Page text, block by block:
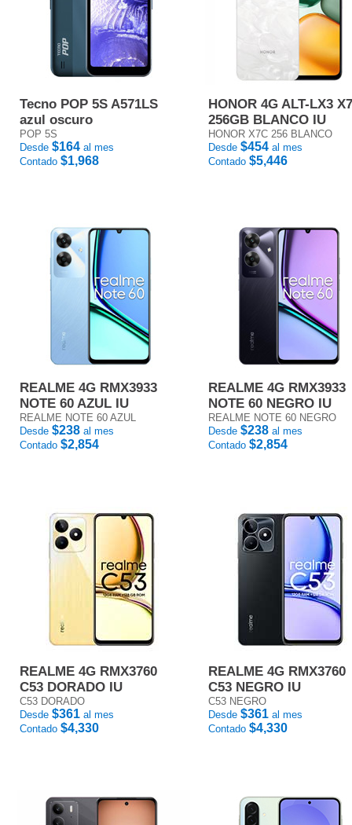
Tecno POP 5S A571LS
azul oscuro
POP 5S
Desde $164 al mes
Contado $1,968
HONOR 4G ALT-LX3
256GB BLANCO IU
HONOR X7C 256 BLANCO
Desde $454 al mes
Contado $5,446
REALME 4G RMX3933
NOTE 60 AZUL IU
REALME NOTE 60 AZUL
Desde $238 al mes
Contado $2,854
REALME 4G RMX3933
NOTE 60 NEGRO IU
REALME NOTE 60 NEGRO
Desde $238 al mes
Contado $2,854
REALME 4G RMX3760
C53 DORADO IU
C53 DORADO
Desde $361 al mes
Contado $4,330
REALME 4G RMX3760
C53 NEGRO IU
C53 NEGRO
Desde $361 al mes
Contado $4,330